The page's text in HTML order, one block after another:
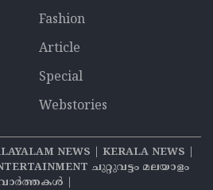
Fashion
Article
Special
Webstories
NEWS | KERALA NEWS |
ചുറ്റുവട്ടം മലയാളം
|